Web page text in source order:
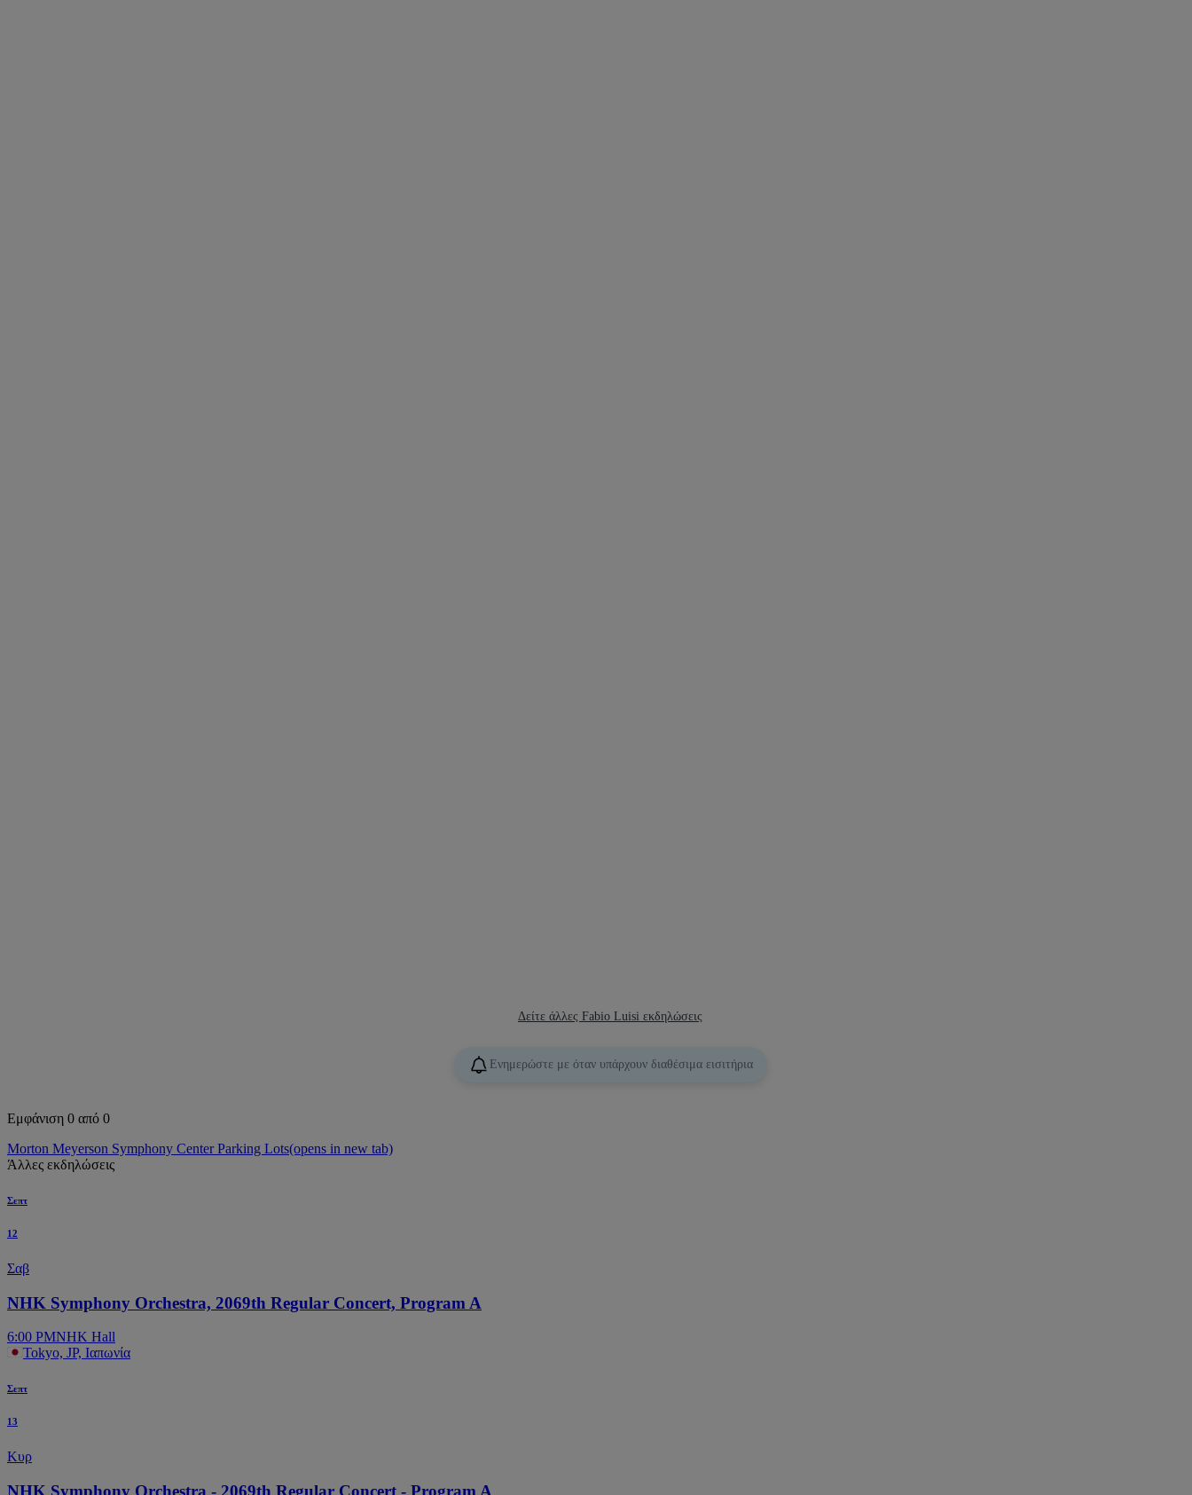
Δείτε άλλες Fabio Luisi εκδηλώσεις
Ενημερώστε με όταν υπάρχουν διαθέσιμα εισιτήρια
Εμφάνιση 0 από 0
Morton Meyerson Symphony Center Parking Lots(opens in new tab)
Άλλες εκδηλώσεις
Σεπτ
12
Σαβ
NHK Symphony Orchestra, 2069th Regular Concert, Program A
6:00 PMNHK Hall
Tokyo, JP, Ιαπωνία
Σεπτ
13
Κυρ
NHK Symphony Orchestra - 2069th Regular Concert - Program A